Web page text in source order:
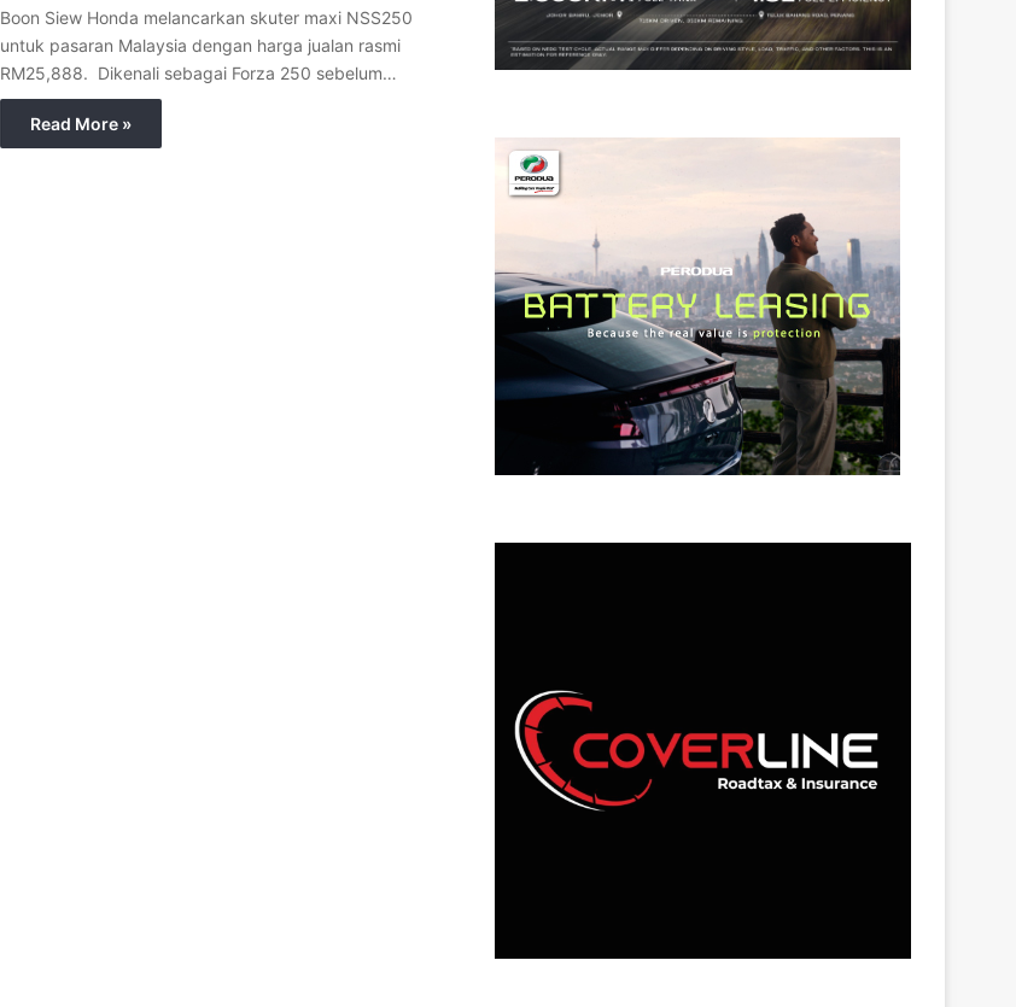
Boon Siew Honda melancarkan skuter maxi NSS250
untuk pasaran Malaysia dengan harga jualan rasmi
RM25,888. Dikenali sebagai Forza 250 sebelum…
Read More »